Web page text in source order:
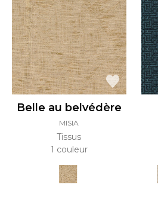
Belle au belvédère
MISIA
Tissus
1 couleur